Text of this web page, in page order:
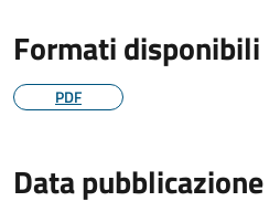
Formati disponibili
PDF
Data pubblicazione